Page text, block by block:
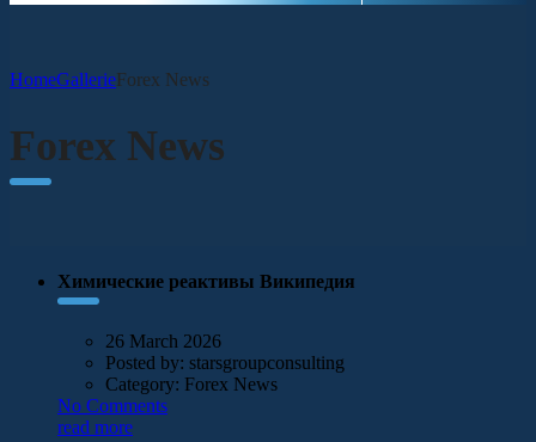
HomeGallerieForex News
Forex News
Химические реактивы Википедия
26 March 2026
Posted by: starsgroupconsulting
Category: Forex News
No Comments
read more